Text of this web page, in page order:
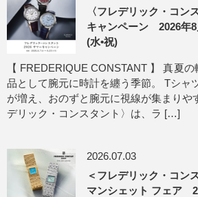
〈フレデリック・コン
キャンペーン 2026年8
(水•祝)
【 FREDERIQUE CONSTANT 】 真夏
品として腕元に時計を纏う季節。 Tシャ
が増え、おのずと腕元に視線が集まりや
デリック・コンスタント〉は、ラ […]
2026.07.03
＜フレデリック・コン
マンシェット フェア